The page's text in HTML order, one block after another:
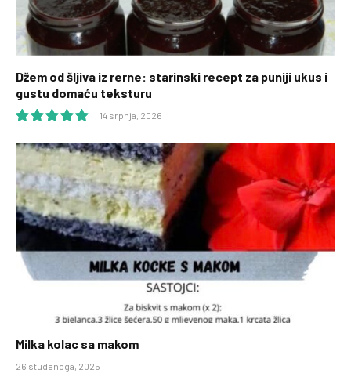
Džem od šljiva iz rerne: starinski recept za puniji ukus i
gustu domaću teksturu
10.0
14 srpnja, 2026
Milka kolac sa makom
26 studenoga, 2025